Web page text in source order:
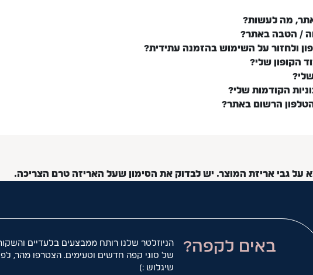
מה לעשות?
/ הטבה באתר?
ולחזור על השימוש בהזמנה עתידית?
הקופון שלי?
הקודמות שלי?
הרשום באתר?
על גבי אריזת המוצר. יש לבדוק את הסימון שעל האריזה טרם הצריכה.
באים לקפה?
הניוזלטר שלנו רותח ממבצעים בלעדיים
של סוגי קפה חדשים וטעימים. הצטרפו מהר,
שיגלוש :)